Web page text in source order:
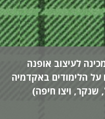
לעיצוב אופנה
על הלימודים באקדמיה
שנקר, ויצו חיפה)